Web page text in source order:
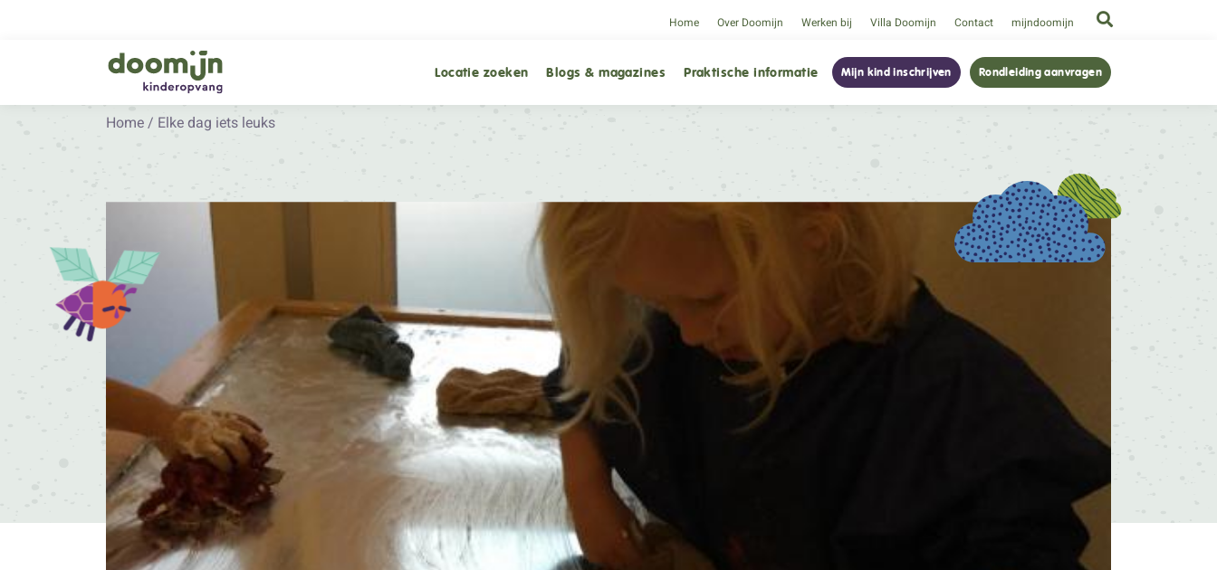
Home Over Doomijn Werken bij Villa Doomijn Contact mijndoomijn
Locatie zoeken Blogs & magazines Praktische informatie Mijn kind inschrijven Rondleiding aanvragen
Home / Elke dag iets leuks